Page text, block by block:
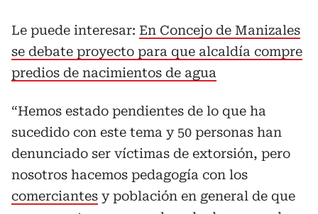
Le puede interesar: En Concejo de Manizales
se debate proyecto para que alcaldía compre
predios de nacimientos de agua
“Hemos estado pendientes de lo que ha
sucedido con este tema y 50 personas han
denunciado ser víctimas de extorsión, pero
nosotros hacemos pedagogía con los
comerciantes y población en general de que